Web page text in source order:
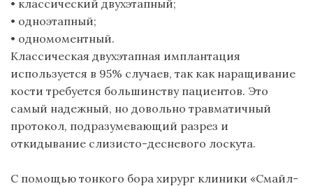
• классический двухэтапный;
• одноэтапный;
• одномоментный.
Классическая двухэтапная имплантация
используется в 95% случаев, так как наращивание
кости требуется большинству пациентов. Это
самый надежный, но довольно травматичный
протокол, подразумевающий разрез и
откидывание слизисто-десневого лоскута.
С помощью тонкого бора хирург клиники «Смайл-